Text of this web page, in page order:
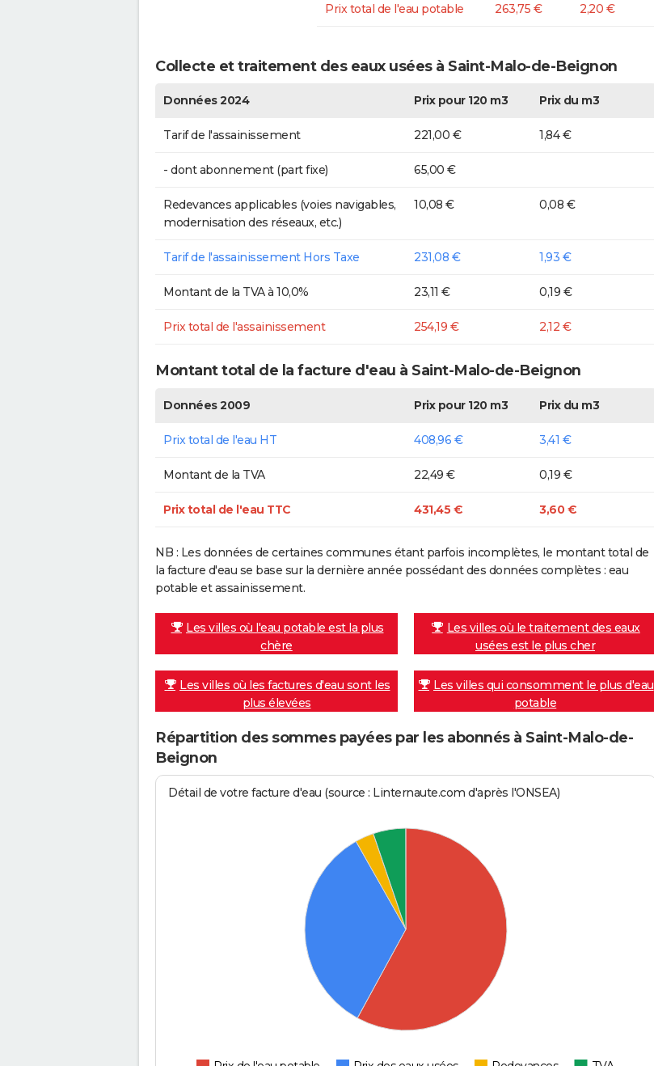
Prix total de l'eau potable 263,75 € 2,20 €
Collecte et traitement des eaux usées à Saint-Malo-de-Beignon
Données 2024 Prix pour 120 m3 Prix du m3
Tarif de l'assainissement 221,00 € 1,84 €
- dont abonnement (part fixe) 65,00 €
Redevances applicables (voies navigables,
modernisation des réseaux, etc.)
10,08 € 0,08 €
Tarif de l'assainissement Hors Taxe 231,08 € 1,93 €
Montant de la TVA à 10,0% 23,11 € 0,19 €
Prix total de l'assainissement 254,19 € 2,12 €
Montant total de la facture d'eau à Saint-Malo-de-Beignon
Données 2009 Prix pour 120 m3 Prix du m3
Prix total de l'eau HT 408,96 € 3,41 €
Montant de la TVA 22,49 € 0,19 €
Prix total de l'eau TTC 431,45 € 3,60 €
NB : Les données de certaines communes étant parfois incomplètes, le montant total de
la facture d'eau se base sur la dernière année possédant des données complètes : eau
potable et assainissement.
Les villes où l'eau potable est la plus
chère
Les villes où le traitement des eaux
usées est le plus cher
Les villes où les factures d'eau sont les
plus élevées
Les villes qui consomment le plus d'eau
potable
Répartition des sommes payées par les abonnés à Saint-Malo-de-
Beignon
Détail de votre facture d'eau (source : Linternaute.com d'après l'ONSEA)